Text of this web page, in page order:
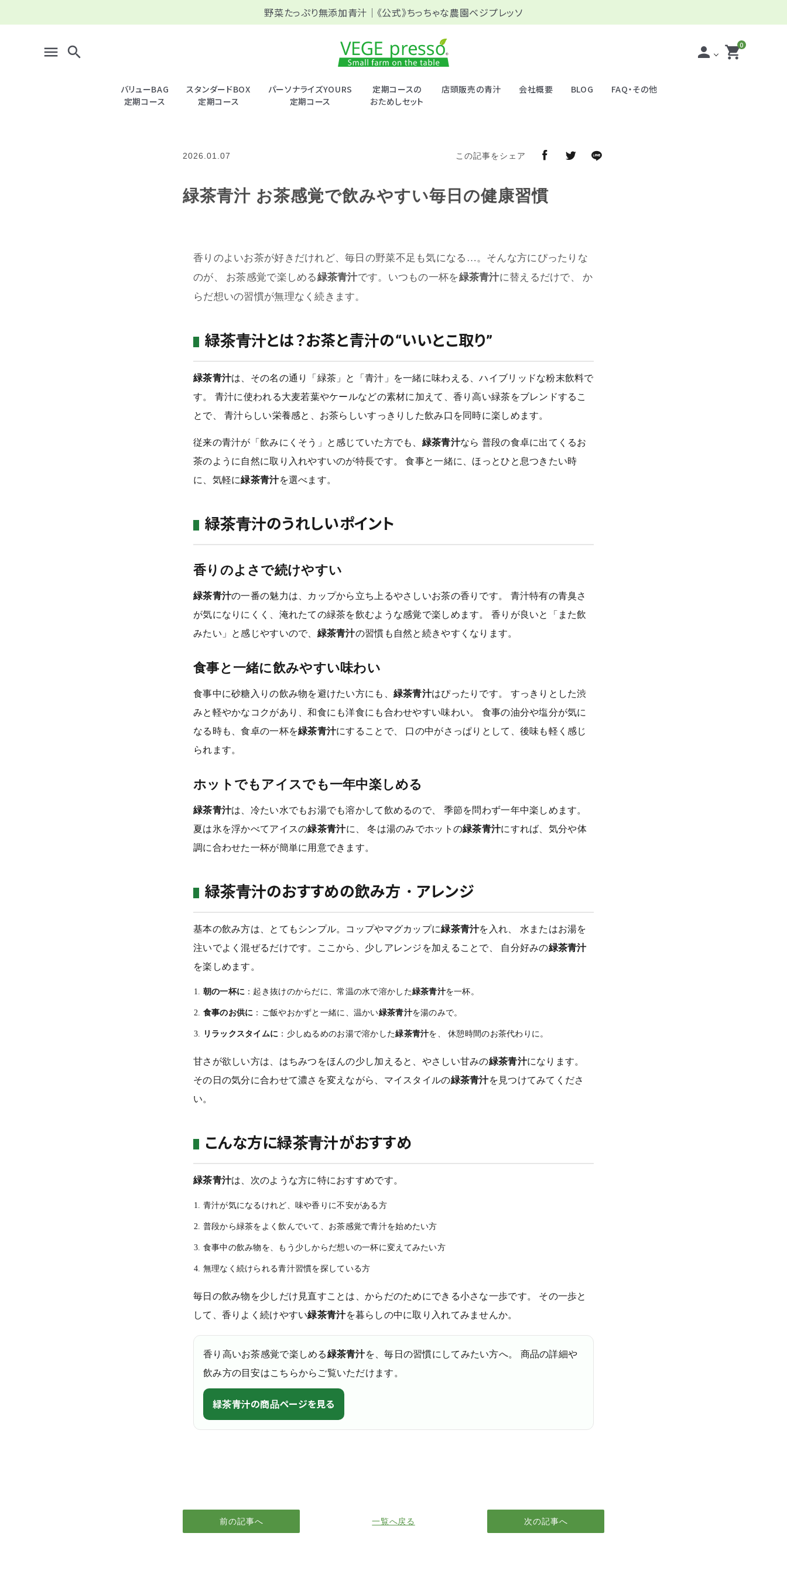
野菜たっぷり無添加青汁｜ 《公式》ちっちゃな農園ベジプレッソ
menu search person 0
shopping_cart
バリューBAG
定期コース
スタンダードBOX
定期コース
パーソナライズYOURS
定期コース
定期コースの
おためしセット
店頭販売の青汁 会社概要 BLOG FAQ・その他
2026.01.07 この記事をシェア
緑茶青汁 お茶感覚で飲みやすい毎日の健康習慣
香りのよいお茶が好きだけれど、毎日の野菜不足も気になる…。そんな方にぴったりな
のが、 お茶感覚で楽しめる緑茶青汁です。いつもの一杯を緑茶青汁に替えるだけで、 か
らだ想いの習慣が無理なく続きます。
緑茶青汁とは？お茶と青汁の“いいとこ取り”
緑茶青汁は、その名の通り「緑茶」と「青汁」を一緒に味わえる、ハイブリッドな粉末飲料で
す。 青汁に使われる大麦若葉やケールなどの素材に加えて、香り高い緑茶をブレンドするこ
とで、 青汁らしい栄養感と、お茶らしいすっきりした飲み口を同時に楽しめます。
従来の青汁が「飲みにくそう」と感じていた方でも、 緑茶青汁なら 普段の食卓に出てくるお
茶のように自然に取り入れやすいのが特長です。 食事と一緒に、ほっとひと息つきたい時
に、気軽に緑茶青汁を選べます。
緑茶青汁のうれしいポイント
香りのよさで続けやすい
緑茶青汁の一番の魅力は、カップから立ち上るやさしいお茶の香りです。 青汁特有の青臭さ
が気になりにくく、淹れたての緑茶を飲むような感覚で楽しめます。 香りが良いと「また飲
みたい」と感じやすいので、 緑茶青汁の習慣も自然と続きやすくなります。
食事と一緒に飲みやすい味わい
食事中に砂糖入りの飲み物を避けたい方にも、 緑茶青汁はぴったりです。 すっきりとした渋
みと軽やかなコクがあり、和食にも洋食にも合わせやすい味わい。 食事の油分や塩分が気に
なる時も、食卓の一杯を緑茶青汁にすることで、 口の中がさっぱりとして、後味も軽く感じ
られます。
ホットでもアイスでも一年中楽しめる
緑茶青汁は、冷たい水でもお湯でも溶かして飲めるので、 季節を問わず一年中楽しめます。
夏は氷を浮かべてアイスの緑茶青汁に、 冬は湯のみでホットの緑茶青汁にすれば、気分や体
調に合わせた一杯が簡単に用意できます。
緑茶青汁のおすすめの飲み方・アレンジ
基本の飲み方は、とてもシンプル。コップやマグカップに緑茶青汁を入れ、 水またはお湯を
注いでよく混ぜるだけです。ここから、少しアレンジを加えることで、 自分好みの緑茶青汁
を楽しめます。
朝の一杯に ：起き抜けのからだに、常温の水で溶かした緑茶青汁を一杯。
食事のお供に ：ご飯やおかずと一緒に、温かい緑茶青汁を湯のみで。
リラックスタイムに ：少しぬるめのお湯で溶かした緑茶青汁を、 休憩時間のお茶代わりに。
甘さが欲しい方は、はちみつをほんの少し加えると、やさしい甘みの緑茶青汁になります。
その日の気分に合わせて濃さを変えながら、マイスタイルの緑茶青汁を見つけてみてくださ
い。
こんな方に緑茶青汁がおすすめ
緑茶青汁は、次のような方に特におすすめです。
青汁が気になるけれど、味や香りに不安がある方
普段から緑茶をよく飲んでいて、お茶感覚で青汁を始めたい方
食事中の飲み物を、もう少しからだ想いの一杯に変えてみたい方
無理なく続けられる青汁習慣を探している方
毎日の飲み物を少しだけ見直すことは、からだのためにできる小さな一歩です。 その一歩と
して、香りよく続けやすい緑茶青汁を暮らしの中に取り入れてみませんか。
香り高いお茶感覚で楽しめる緑茶青汁を、毎日の習慣にしてみたい方へ。 商品の詳細や
飲み方の目安はこちらからご覧いただけます。
緑茶青汁の商品ページを見る
前の記事へ 一覧へ戻る 次の記事へ